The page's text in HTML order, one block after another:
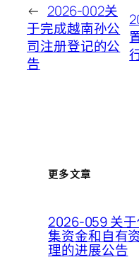
← 2026-002关
于完成越南孙公
司注册登记的公
告
更多文章
2026-059 关
集资金和自有
理的进展公告